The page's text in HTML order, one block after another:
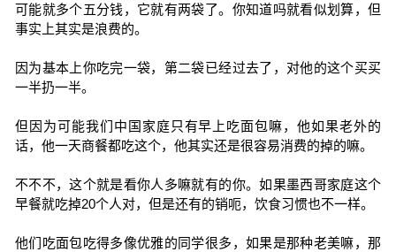
可能就多个五分钱，它就有两袋了。你知道吗就看似划算，但
事实上其实是浪费的。
因为基本上你吃完一袋，第二袋已经过去了，对他的这个买买
一半扔一半。
但因为可能我们中国家庭只有早上吃面包嘛，他如果老外的
话，他一天商餐都吃这个，他其实还是很容易消费的掉的嘛。
不不不，这个就是看你人多嘛就有的你。如果墨西哥家庭这个
早餐就吃掉20个人对，但是还有的销呃，饮食习惯也不一样。
他们吃面包吃得多像优雅的同学很多，如果是那种老美嘛，那